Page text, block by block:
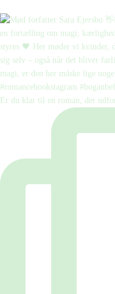
Er du klar til en roman, der